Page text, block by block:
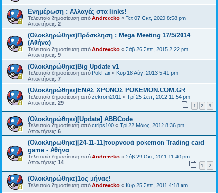
Ενημέρωση : Αλλαγές στα links!
Τελευταία δημοσίευση από Andreecko « Τετ 07 Οκτ, 2020 8:58 pm
Απαντήσεις: 2
(Ολοκληρώθηκε)Πρόσκληση : Mega Meeting 17/5/2014
(Αθήνα)
Τελευταία δημοσίευση από Andreecko « Σάβ 26 Σεπ, 2015 2:22 pm
Απαντήσεις: 9
(Ολοκληρώθηκε)Big Update v1
Τελευταία δημοσίευση από PokFan « Κυρ 18 Αύγ, 2013 5:41 pm
Απαντήσεις: 7
(Ολοκληρώθηκε)ΕΝΑΣ ΧΡΟΝΟΣ POKEMON.COM.GR
Τελευταία δημοσίευση από zekrom2011 « Τρί 25 Σεπ, 2012 11:54 pm
Απαντήσεις: 29 1 2 3
(Ολοκληρώθηκε)[Update] ABBCode
Τελευταία δημοσίευση από ctrips100 « Τρί 22 Μάιος, 2012 8:36 pm
Απαντήσεις: 6
(Ολοκληρώθηκε)[24-11-11]τουρνουά pokemon Trading card
game - Αθήνα
Τελευταία δημοσίευση από Andreecko « Σάβ 29 Οκτ, 2011 11:40 pm
Απαντήσεις: 14 1 2
(Ολοκληρώθηκε)1ος μήνας!
Τελευταία δημοσίευση από Andreecko « Κυρ 25 Σεπ, 2011 4:18 am